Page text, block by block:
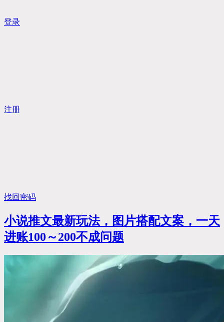
登录
注册
找回密码
小说推文最新玩法，图片搭配文案，一天
进账100～200不成问题